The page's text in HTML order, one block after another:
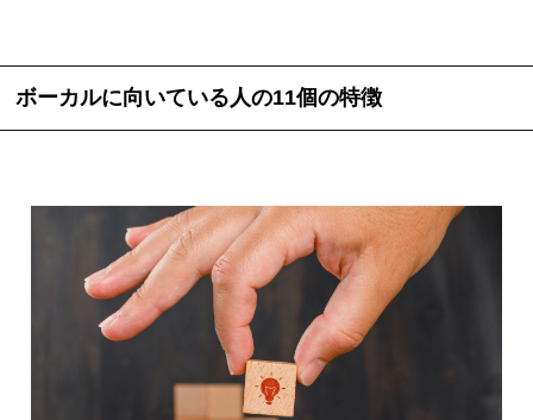
ボーカルに向いている人の11個の特徴